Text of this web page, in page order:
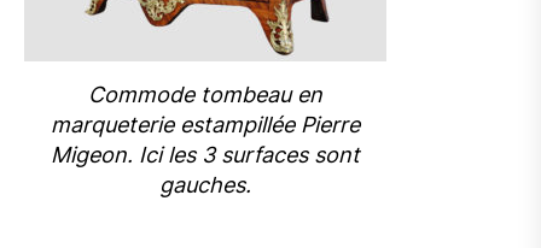
Commode tombeau en
marqueterie estampillée Pierre
Migeon. Ici les 3 surfaces sont
gauches.